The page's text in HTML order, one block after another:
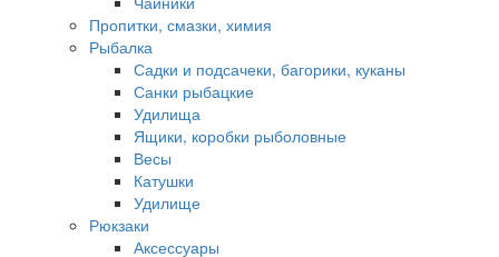
Пропитки, смазки, химия
Рыбалка
Садки и подсачеки, багорики, куканы
Санки рыбацкие
Удилища
Ящики, коробки рыболовные
Весы
Катушки
Удилище
Рюкзаки
Аксессуары